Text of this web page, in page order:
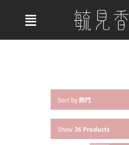
收
關於我們
最新消息
Sort by熱門
Show 36 Products